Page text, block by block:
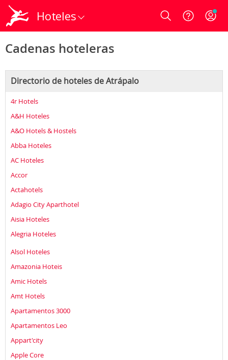
Hoteles Login
Cadenas hoteleras
Directorio de hoteles de Atrápalo
4r Hotels
A&H Hoteles
A&O Hotels & Hostels
Abba Hoteles
AC Hoteles
Accor
Actahotels
Adagio City Aparthotel
Aisia Hoteles
Alegria Hoteles
Alsol Hoteles
Amazonia Hoteis
Amic Hotels
Amt Hotels
Apartamentos 3000
Apartamentos Leo
Appart'city
Apple Core